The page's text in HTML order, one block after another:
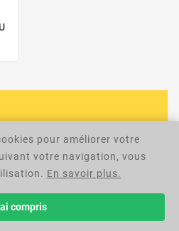

pour améliorer votre
votre navigation, vous
En savoir plus.
compris